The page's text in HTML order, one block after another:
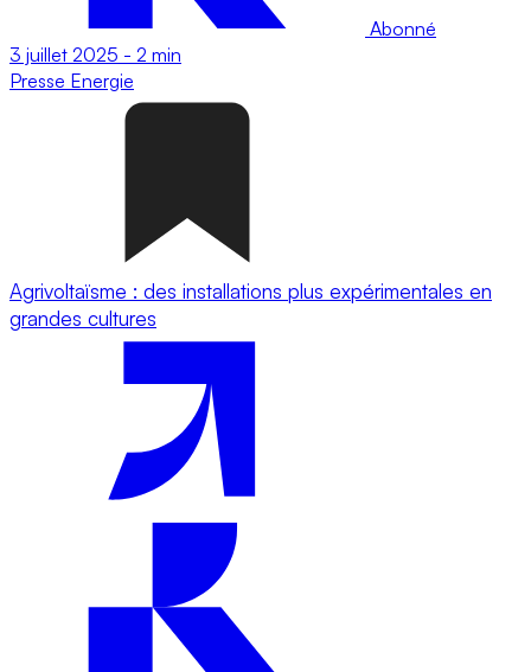
Abonné
3 juillet 2025 - 2 min
Presse Energie
Agrivoltaïsme : des installations plus expérimentales en
grandes cultures